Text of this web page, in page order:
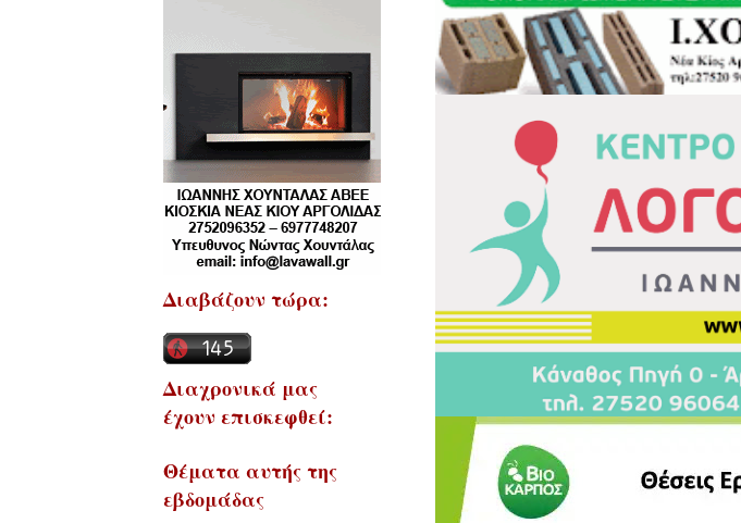
Διαβάζουν τώρα:
Διαχρονικά μας
έχουν επισκεφθεί:
Θέματα αυτής της
εβδομάδας